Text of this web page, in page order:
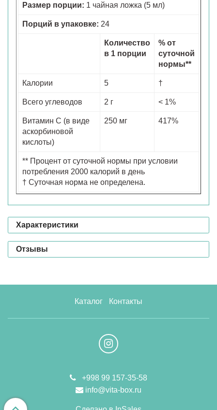
Размер порции: 1 чайная ложка (5 мл)
Порций в упаковке: 24
Количество
в 1 порции
% от
суточной
нормы**
Калории 5 †
Всего углеводов 2 г < 1%
Витамин С (в виде
аскорбиновой
кислоты)
250 мг 417%
** Процент от суточной нормы при условии
потребления 2000 калорий в день
† Суточная норма не определена.
Характеристики
Отзывы
Каталог Контакты
+998 99 157-35-58
info@vita-box.ru